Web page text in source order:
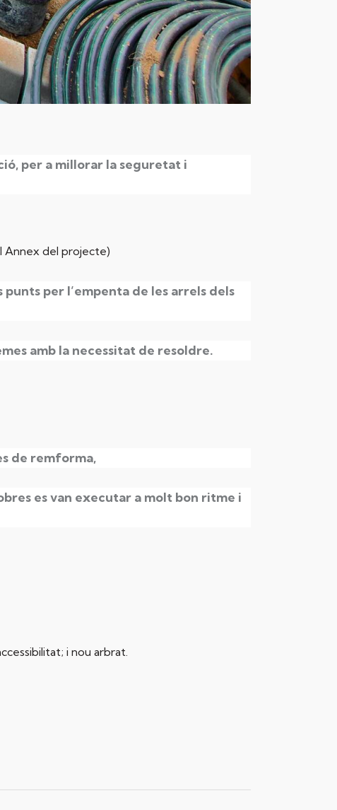
per a millorar la seguretat i
Annex del projecte)
per l’empenta de les arrels dels
amb la necessitat de resoldre.
de remforma,
es van executar a molt bon ritme i
i nou arbrat.